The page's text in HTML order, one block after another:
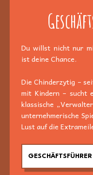
Du willst nicht nur
ist deine Chance.
Die Chinderzytig –
mit Kindern – sucht
klassische
unternehmerische
Lust auf die